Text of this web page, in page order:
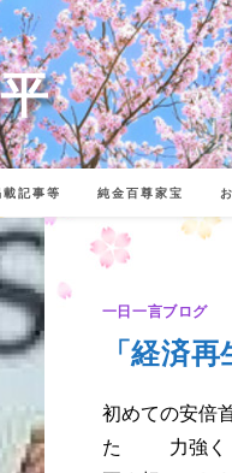
記事等 純金百尊家宝
一日一言ブログ
「経済
初めての安倍
た 力強く